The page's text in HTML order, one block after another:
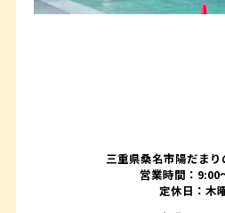
三重県桑名市陽だまり
営業時間：9:00
定休日：木